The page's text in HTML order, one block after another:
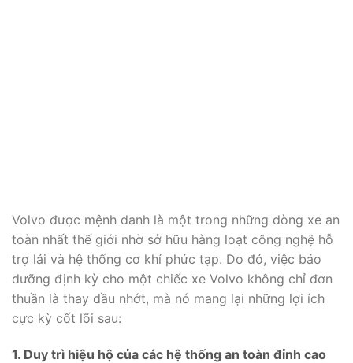
Volvo được mệnh danh là một trong những dòng xe an
toàn nhất thế giới nhờ sở hữu hàng loạt công nghệ hỗ
trợ lái và hệ thống cơ khí phức tạp. Do đó, việc bảo
dưỡng định kỳ cho một chiếc xe Volvo không chỉ đơn
thuần là thay dầu nhớt, mà nó mang lại những lợi ích
cực kỳ cốt lõi sau:
1. Duy trì hiệu hộ của các hệ thống an toàn đỉnh cao